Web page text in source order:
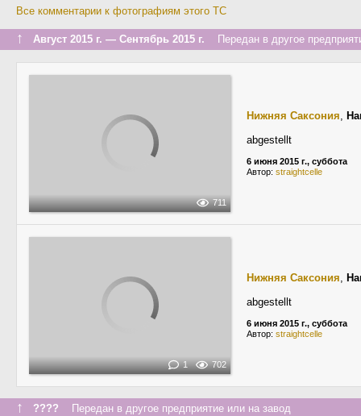
Все комментарии к фотографиям этого ТС
↑ Август 2015 г. — Сентябрь 2015 г. Передан в другое
711
Нижняя Саксония,
abgestellt
6 июня 2015 г., суббота
Автор: straightcelle
1 702
Нижняя Саксония,
abgestellt
6 июня 2015 г., суббота
Автор: straightcelle
↑ ???? Передан в другое предприятие или на завод